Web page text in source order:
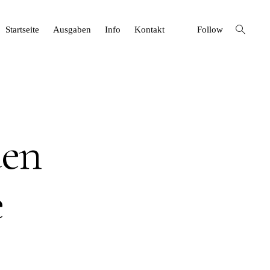
Startseite Ausgaben Info Kontakt Follow
open
search